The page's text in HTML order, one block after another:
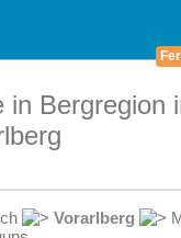
in Bergregion
Vorarlberg